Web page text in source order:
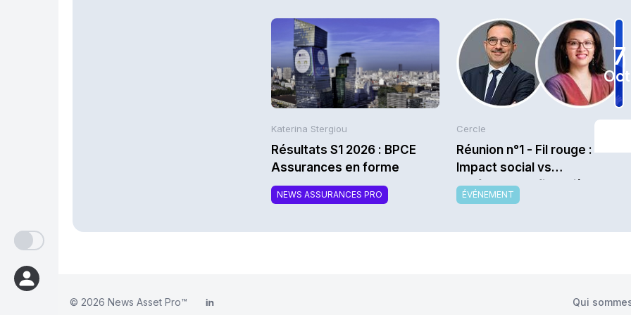
Katerina Stergiou
Résultats S1 2026 : BPCE
Assurances en forme
NEWS ASSURANCES PRO
7
Cercle
Réunion n°1 - Fil rouge :
Impact social vs
performance financière au
service de l’assurabilité -
ÉVÉNEMENT
© 2026 News Asset Pro™ LinkedIn Qui